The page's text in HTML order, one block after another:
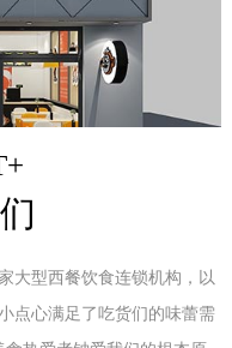
大型西餐饮食连锁机构，以
点心满足了吃货们的味蕾需